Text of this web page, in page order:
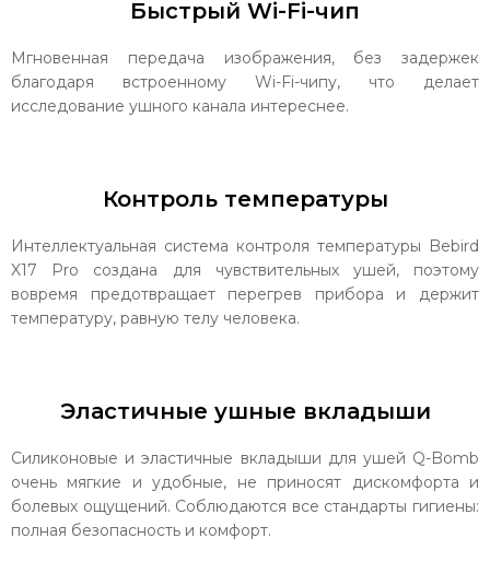
Быстрый Wi-Fi-чип
Мгновенная передача изображения, без задержек
благодаря встроенному Wi-Fi-чипу, что делает
исследование ушного канала интереснее.
Контроль температуры
Интеллектуальная система контроля температуры Bebird
X17 Pro создана для чувствительных ушей, поэтому
вовремя предотвращает перегрев прибора и держит
температуру, равную телу человека.
Эластичные ушные вкладыши
Силиконовые и эластичные вкладыши для ушей Q-Bomb
очень мягкие и удобные, не приносят дискомфорта и
болевых ощущений. Соблюдаются все стандарты гигиены:
полная безопасность и комфорт.